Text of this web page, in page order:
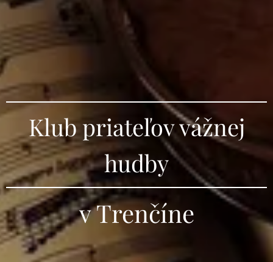
Klub priateľov vážnej
hudby
v Trenčíne